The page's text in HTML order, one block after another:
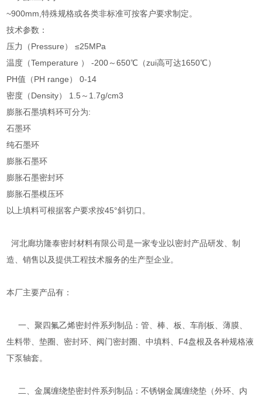
~900mm,特殊规格或各类非标准可按客户要求制定。
技术参数：
压力（Pressure） ≤25MPa
温度（Temperature ） -200～650℃（zui高可达1650℃）
PH值（PH range） 0-14
密度（Density） 1.5～1.7g/cm3
膨胀石墨填料环可分为:
石墨环
纯石墨环
膨胀石墨环
膨胀石墨密封环
膨胀石墨模压环
以上填料可根据客户要求按45°斜切口。
河北廊坊隆泰密封材料有限公司是一家专业以密封产品研发、制
造、销售以及提供工程技术服务的生产型企业。
本厂主要产品有：
一、聚四氟乙烯密封件系列制品：管、棒、板、车削板、薄膜、
生料带、垫圈、密封环、阀门密封圈、中填料、F4盘根及各种规格液
下泵轴套。
二、金属缠绕垫密封件系列制品：不锈钢金属缠绕垫（外环、内